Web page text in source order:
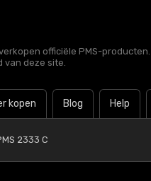
officiële PMS-producten.
van deze site.
kopen Blog Help
2333 C